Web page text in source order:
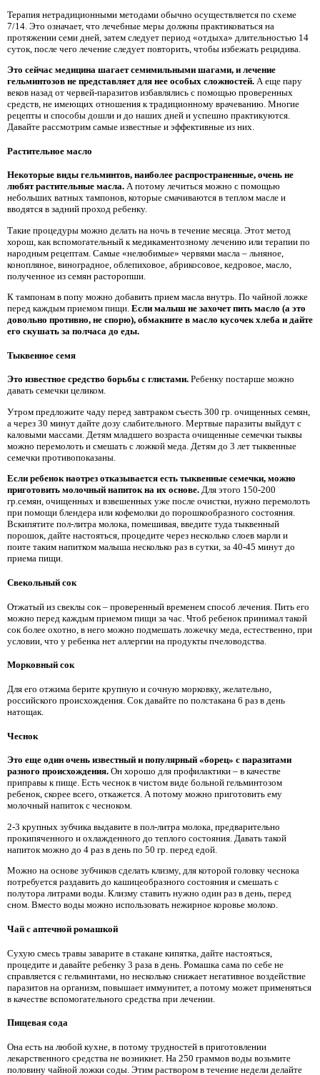
Терапия нетрадиционными методами обычно осуществляется по схеме
7/14. Это означает, что лечебные меры должны практиковаться на
протяжении семи дней, затем следует период «отдыха» длительностью 14
суток, после чего лечение следует повторить, чтобы избежать рецидива.
Это сейчас медицина шагает семимильными шагами, и лечение
гельминтозов не представляет для нее особых сложностей. А еще пару
веков назад от червей-паразитов избавлялись с помощью проверенных
средств, не имеющих отношения к традиционному врачеванию. Многие
рецепты и способы дошли и до наших дней и успешно практикуются.
Давайте рассмотрим самые известные и эффективные из них.
Растительное масло
Некоторые виды гельминтов, наиболее распространенные, очень не
любят растительные масла. А потому лечиться можно с помощью
небольших ватных тампонов, которые смачиваются в теплом масле и
вводятся в задний проход ребенку.
Такие процедуры можно делать на ночь в течение месяца. Этот метод
хорош, как вспомогательный к медикаментозному лечению или терапии по
народным рецептам. Самые «нелюбимые» червями масла – льняное,
конопляное, виноградное, облепиховое, абрикосовое, кедровое, масло,
полученное из семян расторопши.
К тампонам в попу можно добавить прием масла внутрь. По чайной ложке
перед каждым приемом пищи. Если малыш не захочет пить масло (а это
довольно противно, не спорю), обмакните в масло кусочек хлеба и дайте
его скушать за полчаса до еды.
Тыквенное семя
Это известное средство борьбы с глистами. Ребенку постарше можно
давать семечки целиком.
Утром предложите чаду перед завтраком съесть 300 гр. очищенных семян,
а через 30 минут дайте дозу слабительного. Мертвые паразиты выйдут с
каловыми массами. Детям младшего возраста очищенные семечки тыквы
можно перемолоть и смешать с ложкой меда. Детям до 3 лет тыквенные
семечки противопоказаны.
Если ребенок наотрез отказывается есть тыквенные семечки, можно
приготовить молочный напиток на их основе. Для этого 150-200
гр.семян, очищенных и взвешенных уже после очистки, нужно перемолоть
при помощи блендера или кофемолки до порошкообразного состояния.
Вскипятите пол-литра молока, помешивая, введите туда тыквенный
порошок, дайте настояться, процедите через несколько слоев марли и
поите таким напитком малыша несколько раз в сутки, за 40-45 минут до
приема пищи.
Свекольный сок
Отжатый из свеклы сок – проверенный временем способ лечения. Пить его
можно перед каждым приемом пищи за час. Чтоб ребенок принимал такой
сок более охотно, в него можно подмешать ложечку меда, естественно, при
условии, что у ребенка нет аллергии на продукты пчеловодства.
Морковный сок
Для его отжима берите крупную и сочную морковку, желательно,
российского происхождения. Сок давайте по полстакана 6 раз в день
натощак.
Чеснок
Это еще один очень известный и популярный «борец» с паразитами
разного происхождения. Он хорошо для профилактики – в качестве
приправы к пище. Есть чеснок в чистом виде больной гельминтозом
ребенок, скорее всего, откажется. А потому можно приготовить ему
молочный напиток с чесноком.
2-3 крупных зубчика выдавите в пол-литра молока, предварительно
прокипяченного и охлажденного до теплого состояния. Давать такой
напиток можно до 4 раз в день по 50 гр. перед едой.
Можно на основе зубчиков сделать клизму, для которой головку чеснока
потребуется раздавить до кашицеобразного состояния и смешать с
полутора литрами воды. Клизму ставить нужно один раз в день, перед
сном. Вместо воды можно использовать нежирное коровье молоко.
Чай с аптечной ромашкой
Сухую смесь травы заварите в стакане кипятка, дайте настояться,
процедите и давайте ребенку 3 раза в день. Ромашка сама по себе не
справляется с гельминтами, но несколько снижает негативное воздействие
паразитов на организм, повышает иммунитет, а потому может применяться
в качестве вспомогательного средства при лечении.
Пищевая сода
Она есть на любой кухне, в потому трудностей в приготовлении
лекарственного средства не возникнет. На 250 граммов воды возьмите
половину чайной ложки соды. Этим раствором в течение недели делайте